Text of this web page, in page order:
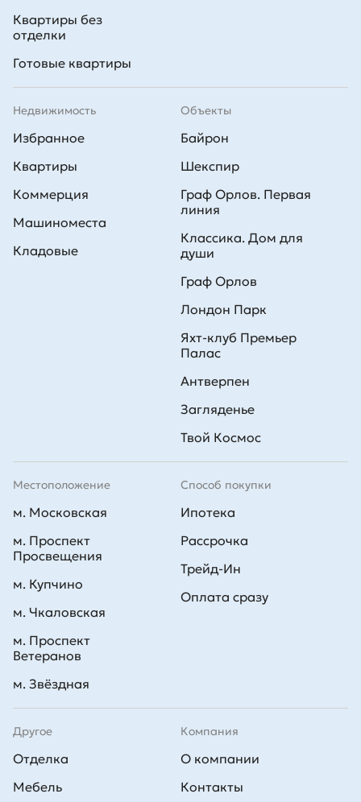
Квартиры без
отделки
Готовые квартиры
Недвижимость
Избранное
Квартиры
Коммерция
Машиноместа
Кладовые
Способ покупки
Ипотека
Рассрочка
Трейд-Ин
Оплата сразу
Объекты
Байрон
Шекспир
Граф Орлов. Первая
линия
Классика. Дом для
души
Граф Орлов
Лондон Парк
Яхт-клуб Премьер
Палас
Антверпен
Загляденье
Твой Космос
Другое
Отделка
Мебель
Компания
О компании
Контакты
Местоположение
м. Московская
м. Проспект
Просвещения
м. Купчино
м. Чкаловская
м. Проспект
Ветеранов
м. Звёздная